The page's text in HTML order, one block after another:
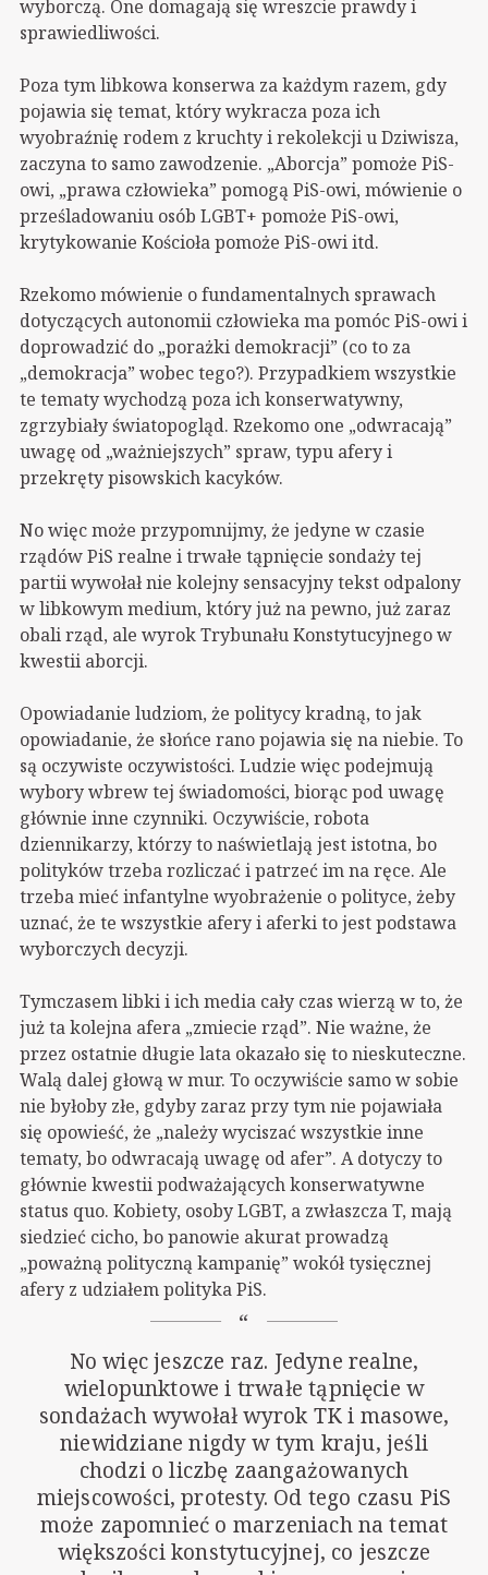
wyborczą. One domagają się wreszcie prawdy i
sprawiedliwości.
Poza tym libkowa konserwa za każdym razem, gdy
pojawia się temat, który wykracza poza ich
wyobraźnię rodem z kruchty i rekolekcji u Dziwisza,
zaczyna to samo zawodzenie. „Aborcja” pomoże PiS-
owi, „prawa człowieka” pomogą PiS-owi, mówienie o
prześladowaniu osób LGBT+ pomoże PiS-owi,
krytykowanie Kościoła pomoże PiS-owi itd.
Rzekomo mówienie o fundamentalnych sprawach
dotyczących autonomii człowieka ma pomóc PiS-owi i
doprowadzić do „porażki demokracji” (co to za
„demokracja” wobec tego?). Przypadkiem wszystkie
te tematy wychodzą poza ich konserwatywny,
zgrzybiały światopogląd. Rzekomo one „odwracają”
uwagę od „ważniejszych” spraw, typu afery i
przekręty pisowskich kacyków.
No więc może przypomnijmy, że jedyne w czasie
rządów PiS realne i trwałe tąpnięcie sondaży tej
partii wywołał nie kolejny sensacyjny tekst odpalony
w libkowym medium, który już na pewno, już zaraz
obali rząd, ale wyrok Trybunału Konstytucyjnego w
kwestii aborcji.
Opowiadanie ludziom, że politycy kradną, to jak
opowiadanie, że słońce rano pojawia się na niebie. To
są oczywiste oczywistości. Ludzie więc podejmują
wybory wbrew tej świadomości, biorąc pod uwagę
głównie inne czynniki. Oczywiście, robota
dziennikarzy, którzy to naświetlają jest istotna, bo
polityków trzeba rozliczać i patrzeć im na ręce. Ale
trzeba mieć infantylne wyobrażenie o polityce, żeby
uznać, że te wszystkie afery i aferki to jest podstawa
wyborczych decyzji.
Tymczasem libki i ich media cały czas wierzą w to, że
już ta kolejna afera „zmiecie rząd”. Nie ważne, że
przez ostatnie długie lata okazało się to nieskuteczne.
Walą dalej głową w mur. To oczywiście samo w sobie
nie byłoby złe, gdyby zaraz przy tym nie pojawiała
się opowieść, że „należy wyciszać wszystkie inne
tematy, bo odwracają uwagę od afer”. A dotyczy to
głównie kwestii podważających konserwatywne
status quo. Kobiety, osoby LGBT, a zwłaszcza T, mają
siedzieć cicho, bo panowie akurat prowadzą
„poważną polityczną kampanię” wokół tysięcznej
afery z udziałem polityka PiS.
No więc jeszcze raz. Jedyne realne,
wielopunktowe i trwałe tąpnięcie w
sondażach wywołał wyrok TK i masowe,
niewidziane nigdy w tym kraju, jeśli
chodzi o liczbę zaangażowanych
miejscowości, protesty. Od tego czasu PiS
może zapomnieć o marzeniach na temat
większości konstytucyjnej, co jeszcze